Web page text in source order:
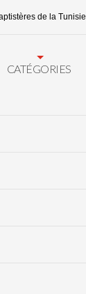
de la Tunisie
CATÉGORIES